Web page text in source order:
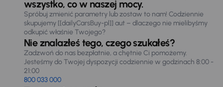
wszystko, co w naszej mocy.
Spróbuj zmienić parametry lub zostaw to nam! Codziennie
skupujemy [[dailyCarsBuy-pl]] aut – dlaczego nie mielibyśmy
odkupić właśnie Twojego?
Nie znalazłeś tego, czego szukałeś?
Zadzwoń do nas bezpłatnie, a chętnie Ci pomożemy.
Jesteśmy do Twojej dyspozycji codziennie w godzinach 8:00 -
21:00
800 033 000